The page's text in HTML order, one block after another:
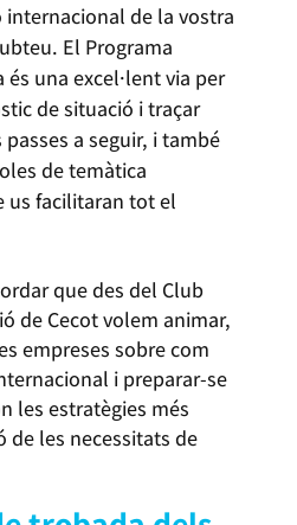
de la vostra
El Programa
és una excel·lent via per
de situació i traçar
a seguir, i també
de temàtica
us facilitaran tot el
que des del Club
de Cecot volem animar,
empreses sobre com
i preparar-se
les estratègies més
de les necessitats de